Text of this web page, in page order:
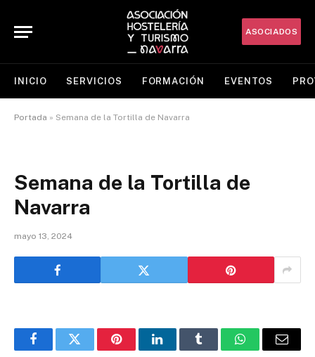
ASOCIADOS
INICIO SERVICIOS FORMACIÓN EVENTOS
Portada » Semana de la Tortilla de Navarra
Semana de la Tortilla de
Navarra
mayo 13, 2024
FacebookTwitter PinterestLinkedInTumblr WhatsAppEmail